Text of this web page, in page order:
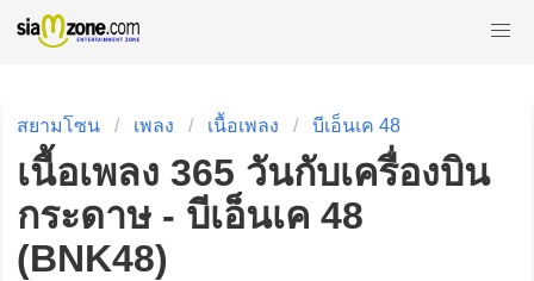
สยามโซน เพลง เนื้อเพลง บีเอ็นเค 48
เนื้อเพลง 365 วันกับเครื่องบิน
กระดาษ - บีเอ็นเค 48
(BNK48)